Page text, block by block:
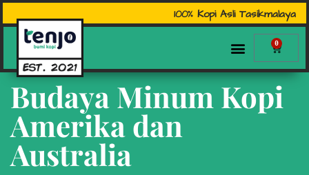
100% Kopi Asli Tasikmalaya
0
Budaya Minum Kopi
Amerika dan
Australia